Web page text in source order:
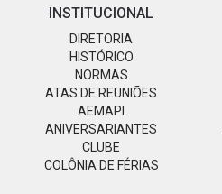
INSTITUCIONAL
DIRETORIA
HISTÓRICO
NORMAS
ATAS DE REUNIÕES
AEMAPI
ANIVERSARIANTES
CLUBE
COLÔNIA DE FÉRIAS